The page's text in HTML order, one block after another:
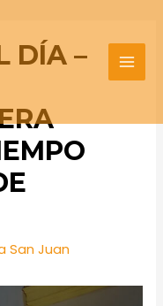
DÍA –
San Juan